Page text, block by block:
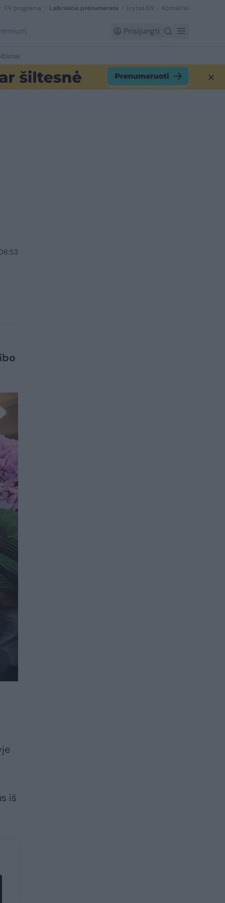
TV programa Laikraščio prenumerata Lrytas EN Kontaktai
Prisijungti
iš